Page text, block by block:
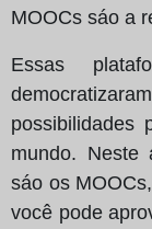
MOOCs sáo a
Essas
possibilidades
mundo. Neste
sáo os
você pode